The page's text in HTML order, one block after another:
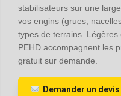
stabilisateurs sur une
vos engins (grues,
types de terrains.
PEHD accompagnent les
gratuit sur demande.
Demander un